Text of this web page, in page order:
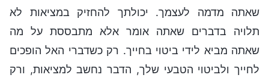
שאתה מדמה לעצמך. יכולתך להחזיק במציאות לא
תלויה בדברים שאתה אומר אלא מתבססת על מה
שאתה מביא לידי ביטוי בחייך. רק כשדברי האל הופכים
לחייך ולביטוי הטבעי שלך, הדבר נחשב למציאות, ורק